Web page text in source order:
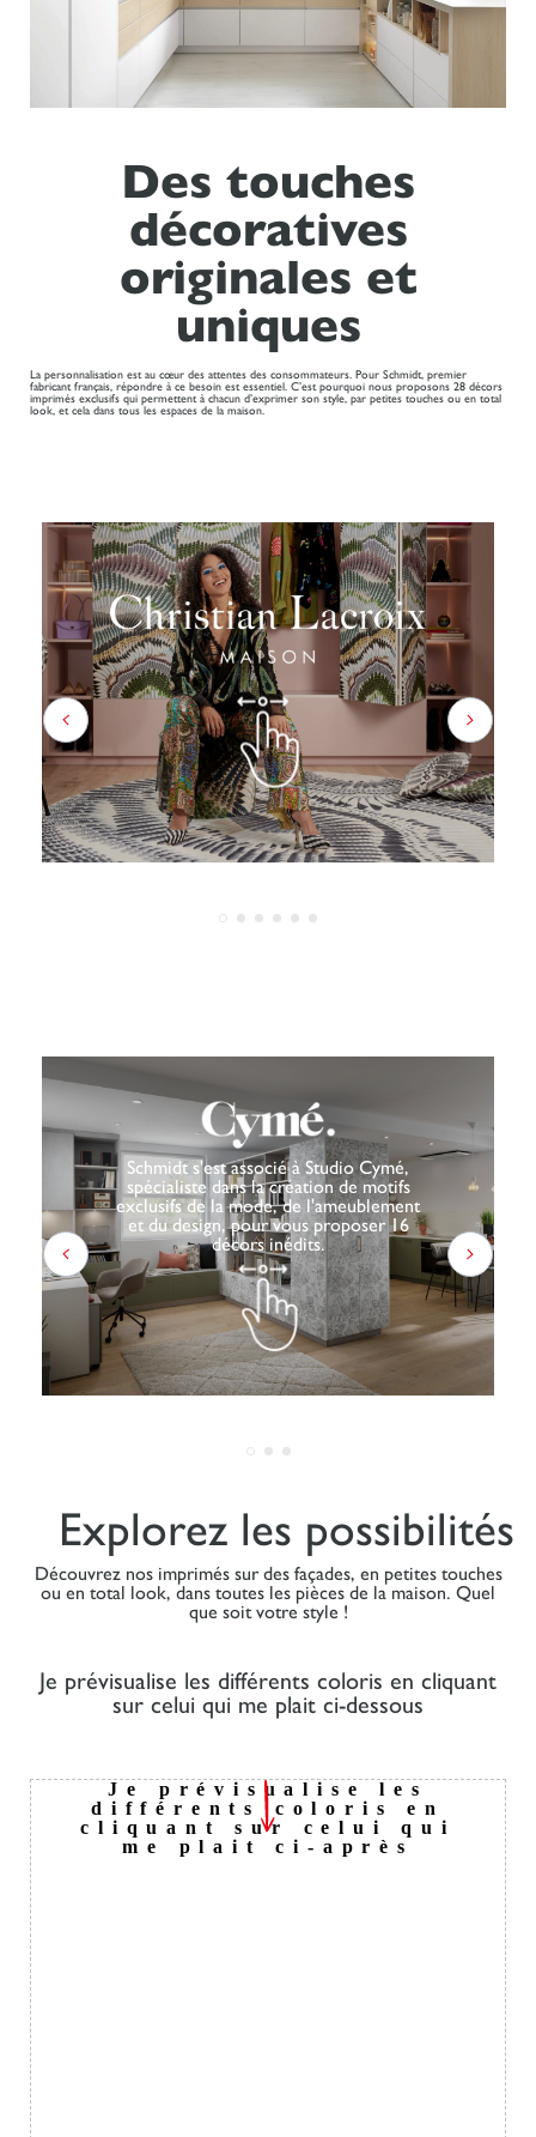
Des touches
décoratives
originales et
uniques
La personnalisation est au cœur des attentes des consommateurs. Pour Schmidt, premier
fabricant français, répondre à ce besoin est essentiel. C’est pourquoi nous proposons 28 décors
imprimés exclusifs qui permettent à chacun d’exprimer son style, par petites touches ou en total
look, et cela dans tous les espaces de la maison.
Schmidt s'est associé à Studio Cymé,
spécialiste dans la création de motifs
exclusifs de la mode, de l'ameublement
et du design, pour vous proposer 16
décors inédits.
Explorez les possibilités
Découvrez nos imprimés sur des façades, en petites touches
ou en total look, dans toutes les pièces de la maison. Quel
que soit votre style !
Je prévisualise les différents coloris en cliquant
sur celui qui me plait ci-dessous
Je prévisualise les
différents coloris en
cliquant sur celui qui
me plait ci-après